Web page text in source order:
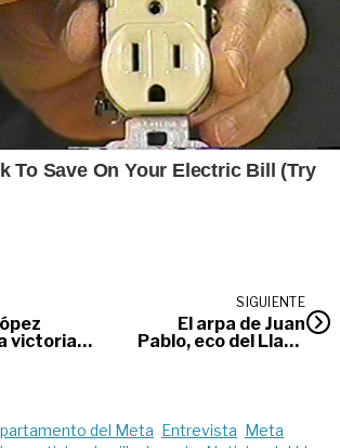
victoria
SIGUIENTE
El arpa de Juan
Pablo, eco del Llano
del Meta Entrevista Meta